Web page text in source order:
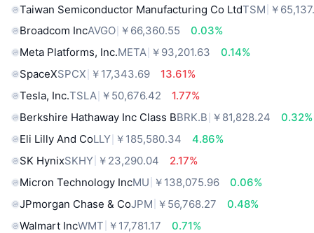
Taiwan Semiconductor Manufacturing Co LtdTSM ￥
Broadcom IncAVGO ￥66,360.55
0.03%
Meta Platforms, Inc.META ￥93,201.63
0.14%
SpaceXSPCX ￥17,343.69
13.61%
Tesla, Inc.TSLA ￥50,676.42
1.77%
Berkshire Hathaway Inc Class BBRK.B ￥81,828.24
0.32%
Eli Lilly And CoLLY ￥185,580.34
4.86%
SK HynixSKHY ￥23,290.04
2.17%
Micron Technology IncMU ￥138,075.96
0.06%
JPmorgan Chase & CoJPM ￥56,768.27
0.48%
Walmart IncWMT ￥17,781.17 0.71%